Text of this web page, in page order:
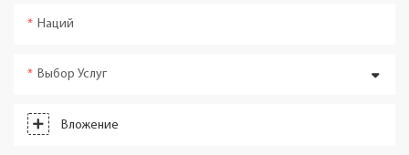
Наций
Выбор Услуг
Вложение